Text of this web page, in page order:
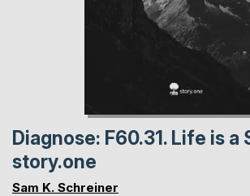
Diagnose: F60.31. Life is a
story.one
Sam K. Schreiner